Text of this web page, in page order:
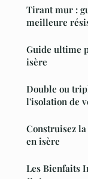
Tirant mur :
meilleure
Guide ultime
isère
Double ou
l'isolation de
Construisez
en isère
Les Bienfaits